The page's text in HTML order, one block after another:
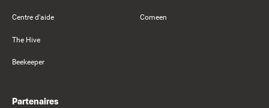
Centre d'aide
The Hive
Beekeeper
Comeen
Partenaires